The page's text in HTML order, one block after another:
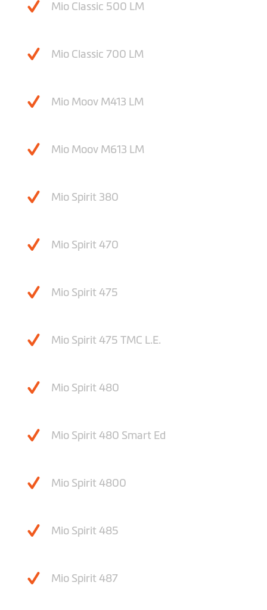
Mio Classic 500 LM
Mio Classic 700 LM
Mio Moov M413 LM
Mio Moov M613 LM
Mio Spirit 380
Mio Spirit 470
Mio Spirit 475
Mio Spirit 475 TMC L.E.
Mio Spirit 480
Mio Spirit 480 Smart Ed
Mio Spirit 4800
Mio Spirit 485
Mio Spirit 487